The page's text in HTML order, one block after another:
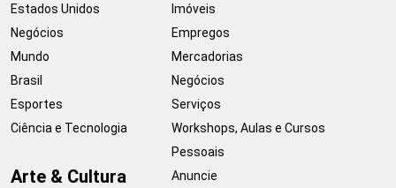
Estados Unidos
Negócios
Mundo
Brasil
Esportes
Ciência e Tecnologia
Arte & Cultura
Imóveis
Empregos
Mercadorias
Negócios
Serviços
Workshops, Aulas e Cursos
Pessoais
Anuncie